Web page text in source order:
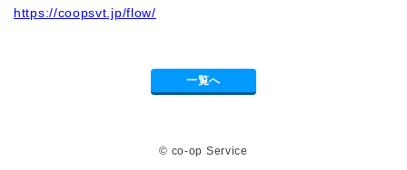
https://coopsvt.jp/flow/
一覧へ
© co-op Service